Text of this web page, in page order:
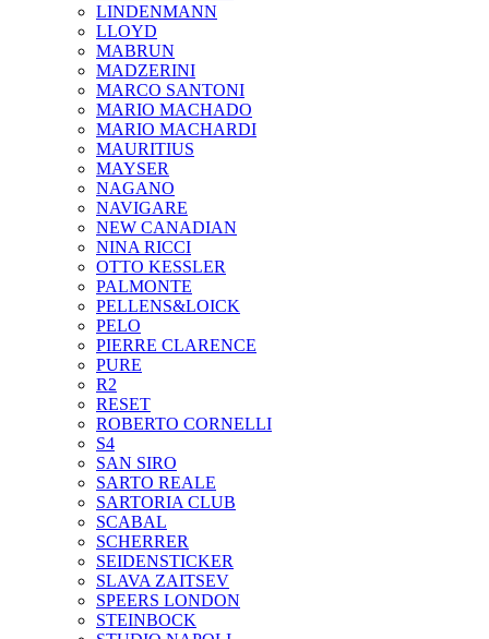
LINDENMANN
LLOYD
MABRUN
MADZERINI
MARCO SANTONI
MARIO MACHADO
MARIO MACHARDI
MAURITIUS
MAYSER
NAGANO
NAVIGARE
NEW CANADIAN
NINA RICCI
OTTO KESSLER
PALMONTE
PELLENS&LOICK
PELO
PIERRE CLARENCE
PURE
R2
RESET
ROBERTO CORNELLI
S4
SAN SIRO
SARTO REALE
SARTORIA CLUB
SCABAL
SCHERRER
SEIDENSTICKER
SLAVA ZAITSEV
SPEERS LONDON
STEINBOCK